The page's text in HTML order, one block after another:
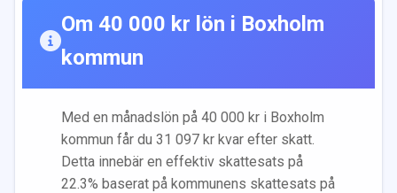
Om 40 000 kr lön i Boxholm
kommun
Med en månadslön på 40 000 kr i Boxholm
kommun får du 31 097 kr kvar efter skatt.
Detta innebär en effektiv skattesats på
22.3% baserat på kommunens skattesats på